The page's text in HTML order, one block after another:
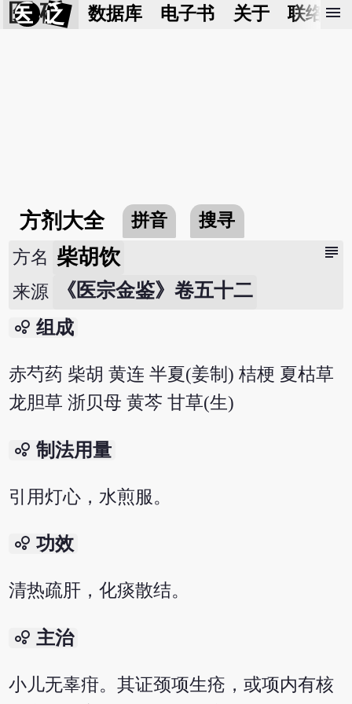
医 砭 数据库 电子书 关于 联络我
menu
方剂大全 拼音 搜寻
subject
方名 柴胡饮
来源 《医宗金鉴》卷五十二
bubble_chart 组成
赤芍药 柴胡 黄连 半夏(姜制) 桔梗 夏枯草
龙胆草 浙贝母 黄芩 甘草(生)
bubble_chart 制法用量
引用灯心，水煎服。
bubble_chart 功效
清热疏肝，化痰散结。
bubble_chart 主治
小儿无辜疳。其证颈项生疮，或项内有核